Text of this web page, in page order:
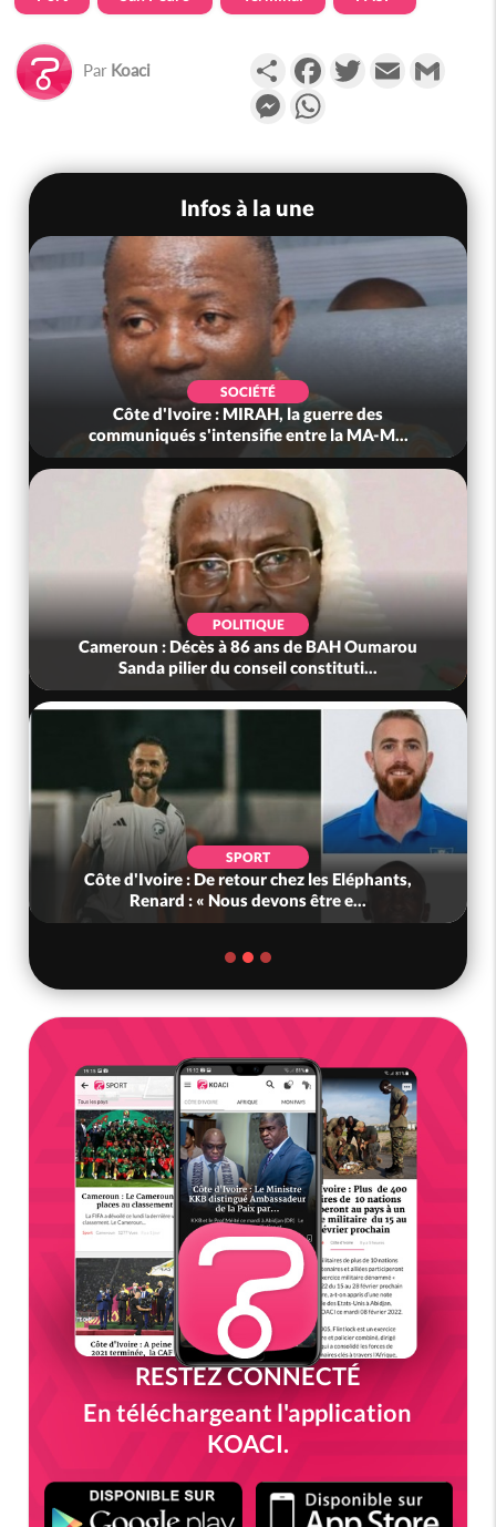
Par Koaci PartagerFacebookTwitterEmail
Messenger
Infos à la une
SOCIÉTÉ
Côte d'Ivoire : MIRAH, la guerre des
communiqués s'intensifie entre la MA-M...
POLITIQUE
Cameroun : Décès à 86 ans de BAH Oumarou
Sanda pilier du conseil constituti...
SPORT
Côte d'Ivoire : De retour chez les Eléphants,
Renard : « Nous devons être e...
RESTEZ CONNECTÉ
En téléchargeant l'application
KOACI.